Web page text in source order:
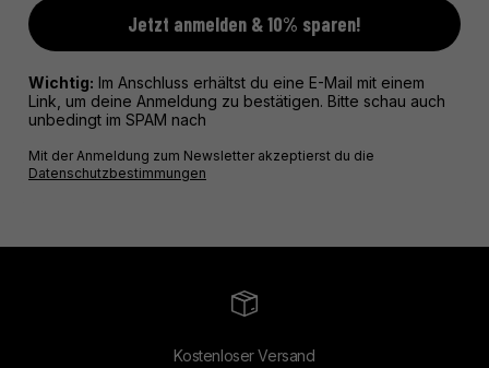
Jetzt anmelden & 10% sparen!
Wichtig: Im Anschluss erhältst du eine E-Mail mit einem
Link, um deine Anmeldung zu bestätigen. Bitte schau auch
unbedingt im SPAM nach
Mit der Anmeldung zum Newsletter akzeptierst du die
Datenschutzbestimmungen
Kostenloser Versand